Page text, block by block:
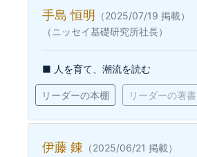
手島 恒明
（2025/07/19 掲載）
（ニッセイ基礎研究所社長）
■ 人を育て、潮流を読む
リーダーの本棚 リーダーの著書
伊藤 錬 （2025/06/21 掲載）